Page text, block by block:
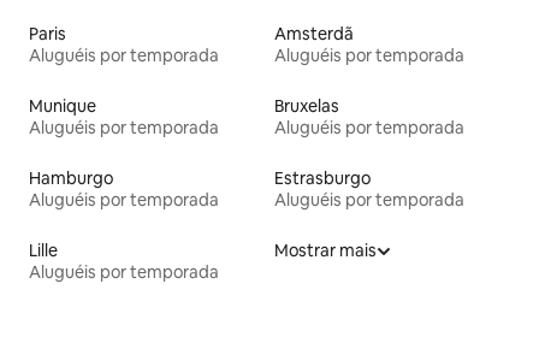
Paris
Aluguéis por temporada
Amsterdã
Aluguéis por temporada
Munique
Aluguéis por temporada
Bruxelas
Aluguéis por temporada
Hamburgo
Aluguéis por temporada
Estrasburgo
Aluguéis por temporada
Lille
Aluguéis por temporada
Mostrar mais